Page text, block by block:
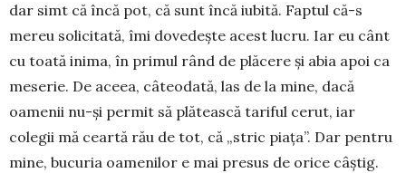
dar simt că încă pot, că sunt încă iubită. Faptul că-s
mereu solicitată, îmi dovedeşte acest lucru. Iar eu cânt
cu toată inima, în primul rând de plăcere şi abia apoi ca
meserie. De aceea, câteodată, las de la mine, dacă
oamenii nu-şi permit să plătească tariful cerut, iar
colegii mă ceartă rău de tot, că „stric piaţa”. Dar pentru
mine, bucuria oamenilor e mai presus de orice câştig.